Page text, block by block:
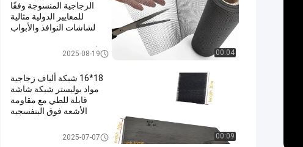
00:04
الزجاجية المنسوجة وفقًا
للمعايير الدولية مثالية
لشاشات النوافذ والأبواب
الألياف الزجاجية شبكة البعوض
2025-08-19
00:09
18*16 شبكة ألياف زجاجية
مواد بوليستر شبكة شاشة
قابلة للطي مع مقاومة
الأشعة فوق البنفسجية
Plisse الحشرات الشاشة
2025-07-07